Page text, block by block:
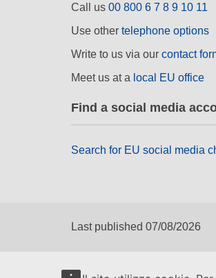
Call us 00 800 6 7 8 9 10 11
Use other telephone options
Write to us via our contact
Meet us at a local EU office
Find a social media
Search for EU social media
Last published 07/08/2026